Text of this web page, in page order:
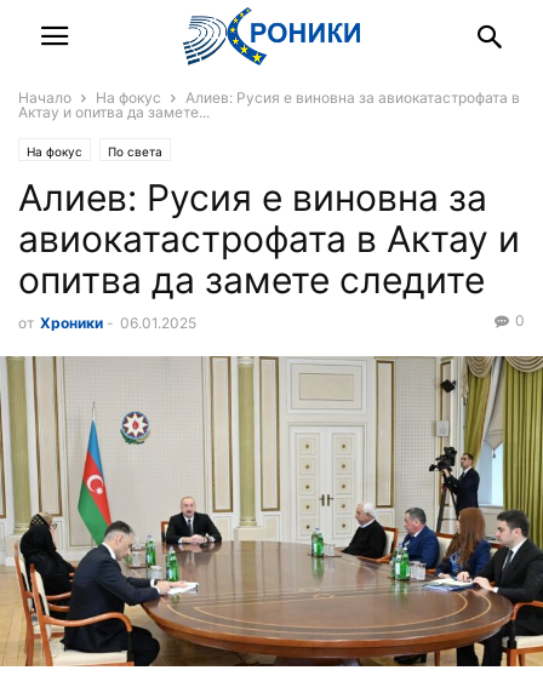
Начало На фокус
Алиев: Русия е виновна за авиокатастрофата в
Актау и опитва да замете...
На фокус По света
Алиев: Русия е виновна за
авиокатастрофата в Актау и
опитва да замете следите
от Хроники - 06.01.2025 0